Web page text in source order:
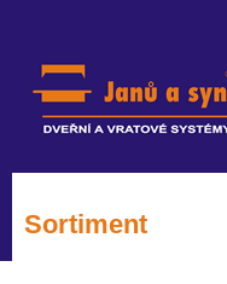
Sortiment